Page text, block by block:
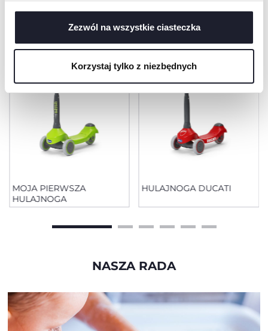
kliknij „Ustawienia”. Zamykając ten baner, wyrażasz
zgodę na używanie wyłącznie technicznych plików
cookie, które są niezbędne dla żądanej usługi.
Zezwól na wszystkie ciasteczka
Korzystaj tylko z niezbędnych
ZAINTERESOWAĆ
MOJA PIERWSZA
HULAJNOGA
HULAJNOGA DUCATI
NASZA RADA